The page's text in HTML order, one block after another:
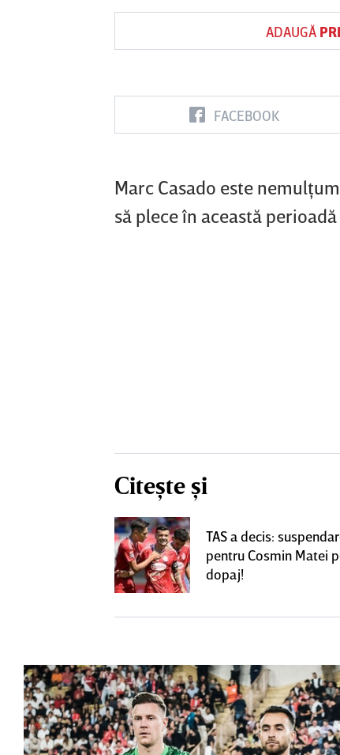
ADAUGĂ
FACEBOOK
Marc Casado este
să plece în această
Citește și
TAS a decis:
pentru Cosmin Matei
dopaj!
FC Botoşani
Corvinul
Sepsi